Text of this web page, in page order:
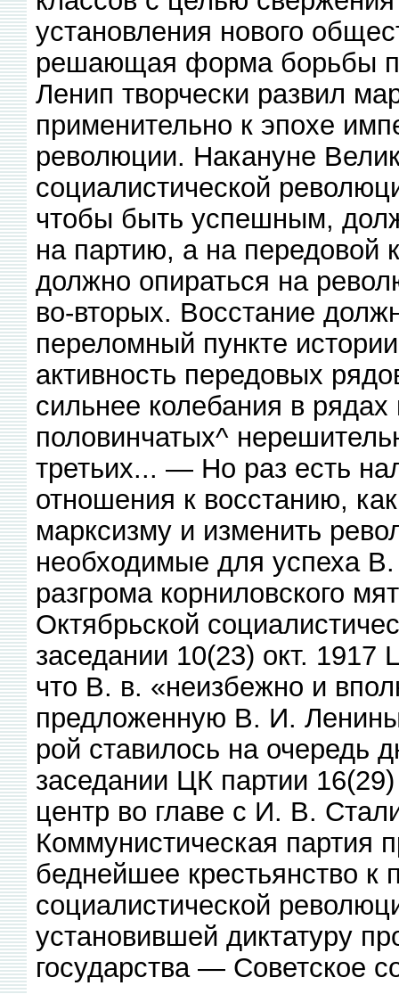
установления нового
решающая форма борьбы
Ленип творчески развил
применительно к эпохе
революции. Накануне
социалистической
чтобы быть успешным,
на партию, а на передовой
должно опираться на
во-вторых. Восстание
переломный пункте
активность передовых
сильнее колебания в
половинчатых^
третьих... — Но раз есть
отношения к восстанию,
марксизму и изменить
необходимые для успеха
разгрома корниловского
Октябрьской
заседании 10(23) окт.
что В. в. «неизбежно и
предложенную В. И.
рой ставилось на очередь
заседании ЦК партии
центр во главе с И. В.
Коммунистическая партия
беднейшее крестьянство к
социалистической
установившей диктатуру
государства — Советское